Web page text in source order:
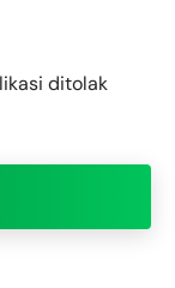
ditolak